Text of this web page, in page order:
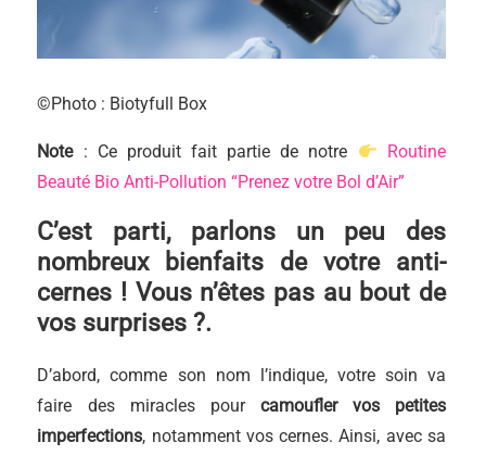
©Photo : Biotyfull Box
Note: Ce produit fait partie de notre
Routine
Beauté Bio Anti-Pollution “Prenez votre Bol d’Air”
C’est parti, parlons un peu des
nombreux bienfaits de votre anti-
cernes ! Vous n’êtes pas au bout de
vos surprises ?.
D’abord, comme son nom l’indique, votre soin va
faire des miracles pour camoufler vos petites
imperfections, notamment vos cernes. Ainsi, avec sa